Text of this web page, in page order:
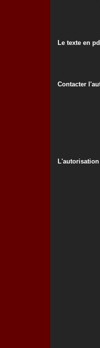
Le texte en
Contacter
L'autorisation